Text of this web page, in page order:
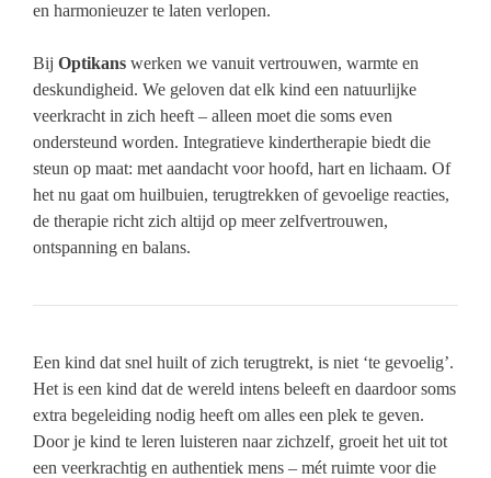
en harmonieuzer te laten verlopen.
Bij Optikans werken we vanuit vertrouwen, warmte en
deskundigheid. We geloven dat elk kind een natuurlijke
veerkracht in zich heeft – alleen moet die soms even
ondersteund worden. Integratieve kindertherapie biedt die
steun op maat: met aandacht voor hoofd, hart en lichaam. Of
het nu gaat om huilbuien, terugtrekken of gevoelige reacties,
de therapie richt zich altijd op meer zelfvertrouwen,
ontspanning en balans.
Een kind dat snel huilt of zich terugtrekt, is niet ‘te gevoelig’.
Het is een kind dat de wereld intens beleeft en daardoor soms
extra begeleiding nodig heeft om alles een plek te geven.
Door je kind te leren luisteren naar zichzelf, groeit het uit tot
een veerkrachtig en authentiek mens – mét ruimte voor die